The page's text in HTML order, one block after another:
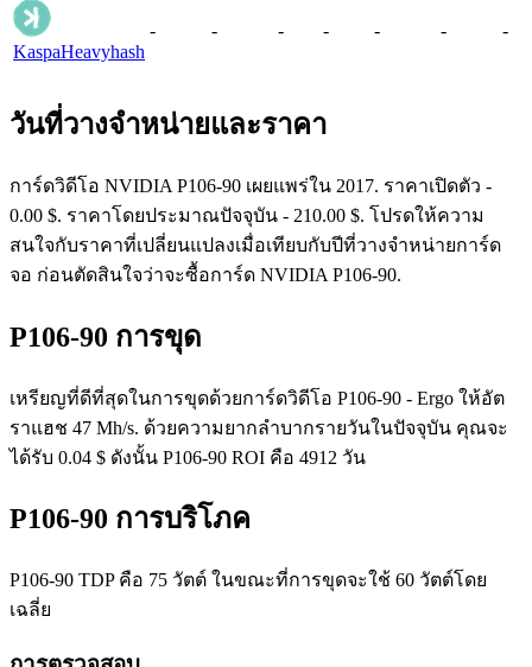
KaspaHeavyhash
- - - - - - -
วันที่วางจำหน่ายและราคา
การ์ดวิดีโอ NVIDIA P106-90 เผยแพร่ใน 2017. ราคาเปิดตัว -
0.00 $. ราคาโดยประมาณปัจจุบัน - 210.00 $. โปรดให้ความ
สนใจกับราคาที่เปลี่ยนแปลงเมื่อเทียบกับปีที่วางจำหน่ายการ์ด
จอ ก่อนตัดสินใจว่าจะซื้อการ์ด NVIDIA P106-90.
P106-90 การขุด
เหรียญที่ดีที่สุดในการขุดด้วยการ์ดวิดีโอ P106-90 - Ergo ให้อัต
ราแฮช 47 Mh/s. ด้วยความยากลำบากรายวันในปัจจุบัน คุณจะ
ได้รับ 0.04 $ ดังนั้น P106-90 ROI คือ 4912 วัน
P106-90 การบริโภค
P106-90 TDP คือ 75 วัตต์ ในขณะที่การขุดจะใช้ 60 วัตต์โดย
เฉลี่ย